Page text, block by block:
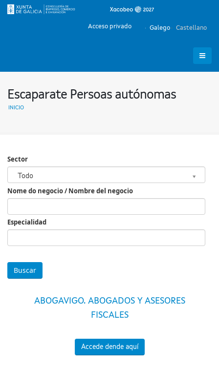
Galego Castellano
Acceso privado
Escaparate Persoas autónomas
INICIO
Sector
Todo
Sector
Nome do negocio / Nombre del negocio
Especialidad
ABOGAVIGO. ABOGADOS Y ASESORES
FISCALES
Accede dende aquí